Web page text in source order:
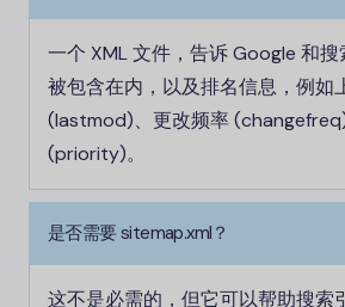
一个 XML 文件，告诉 Google 和
被包含在内，以及排名信息，例如
(lastmod)、更改频率
(priority)。
是否需要 sitemap.xml？
这不是必需的，但它可以帮助搜索